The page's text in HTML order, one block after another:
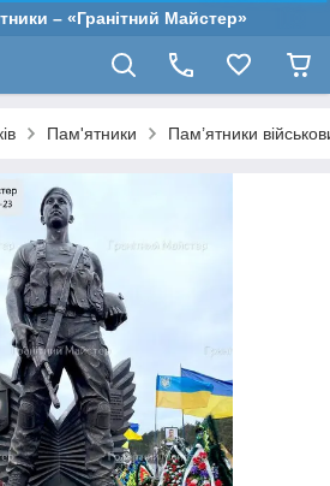
– «Гранітний Майстер»
Пам'ятники Пам’ятники